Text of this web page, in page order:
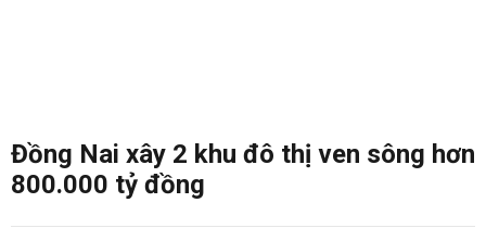
Đồng Nai xây 2 khu đô thị ven sông hơn
800.000 tỷ đồng